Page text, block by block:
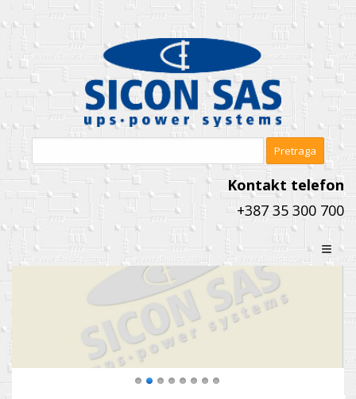
Kontakt telefon
+387 35 300 700
≡